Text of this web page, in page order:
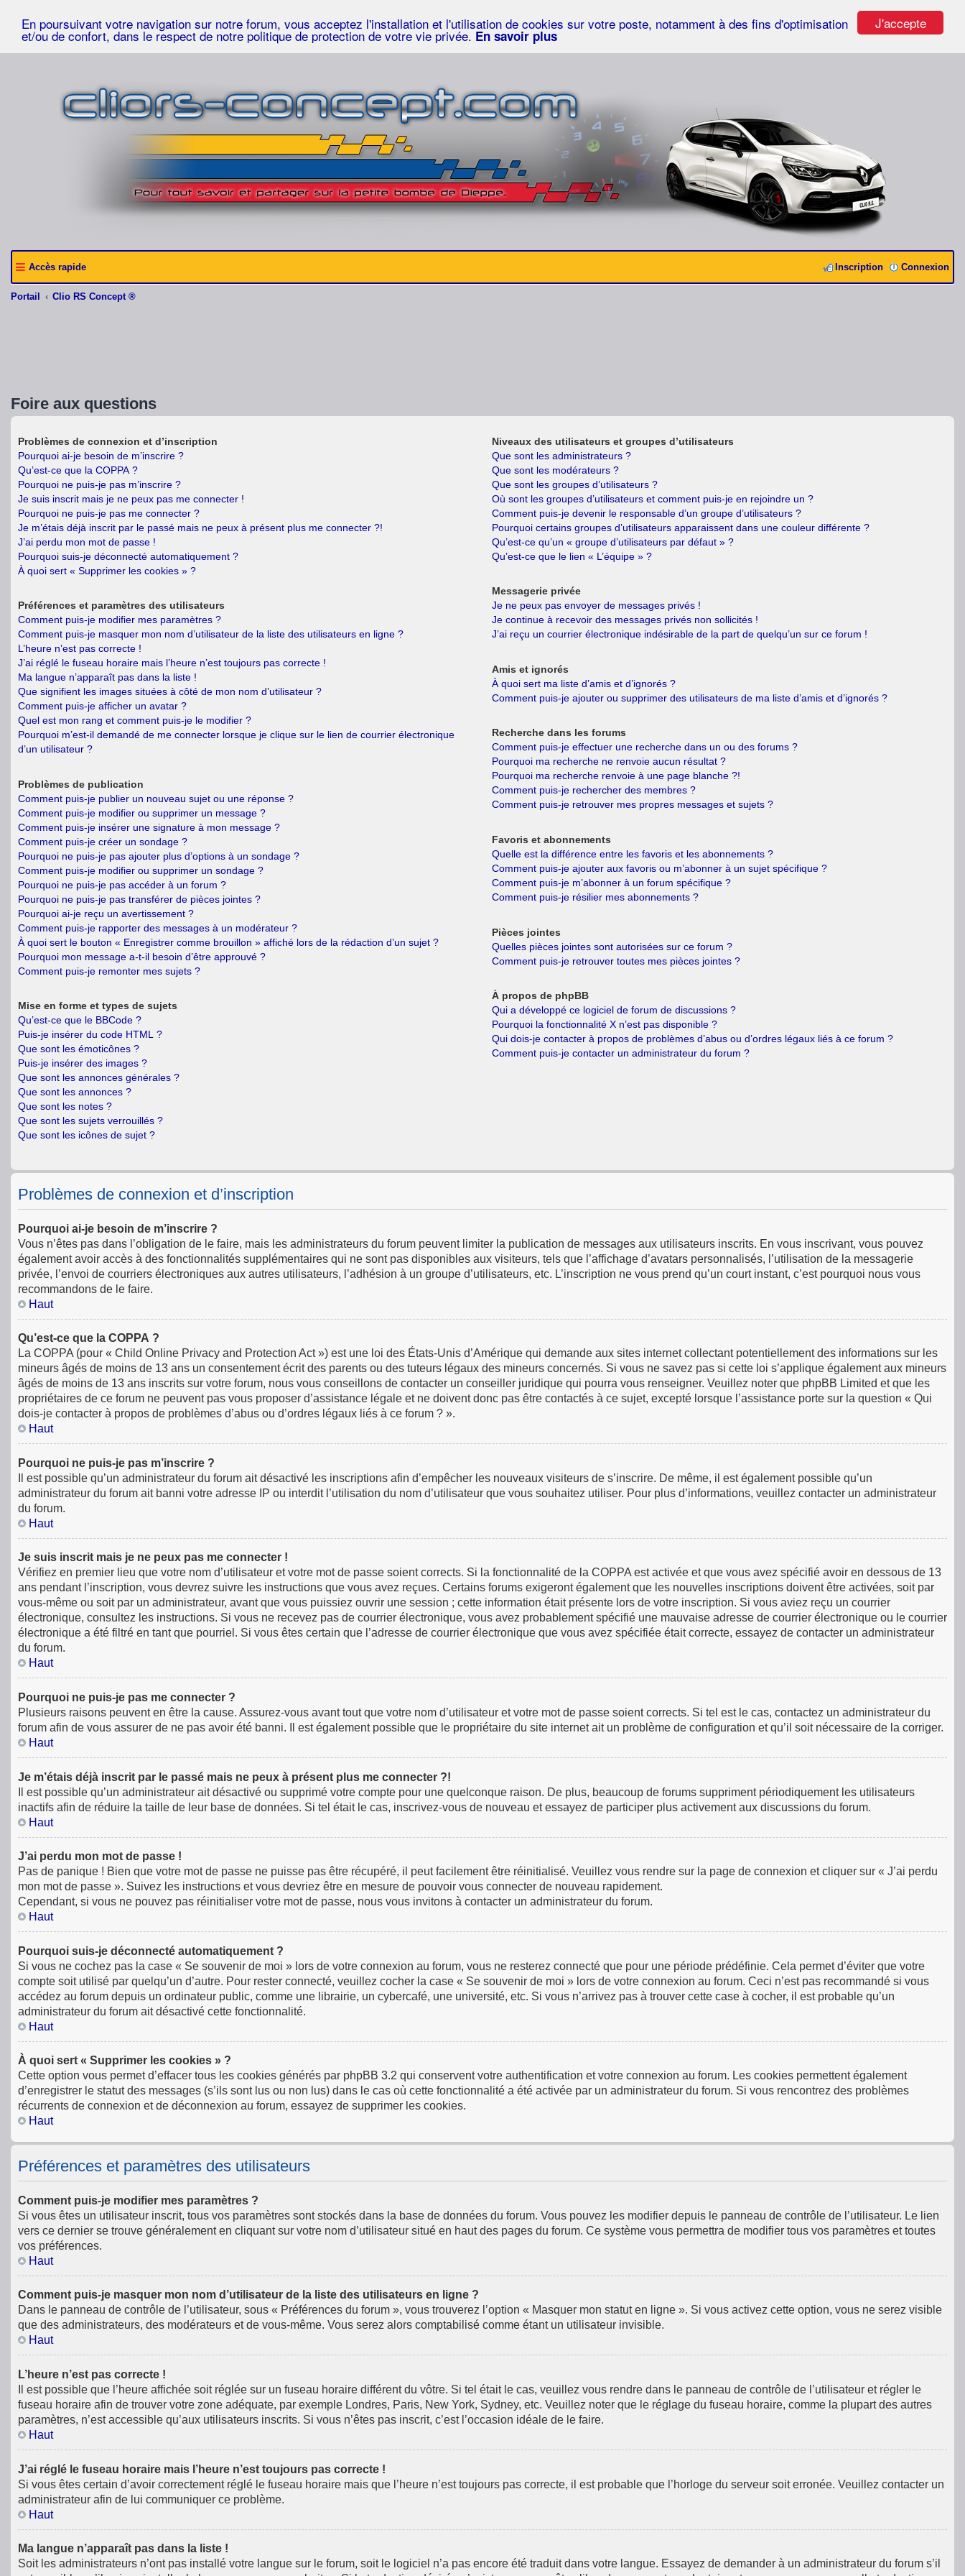
J'accepte
En poursuivant votre navigation sur notre forum, vous acceptez l'installation et l'utilisation de cookies sur votre poste, notamment à des fins d'optimisation
et/ou de confort, dans le respect de notre politique de protection de votre vie privée. En savoir plus
Accès rapide Connexion
Inscription
Portail Clio RS Concept ®
Foire aux questions
Problèmes de connexion et d’inscription
Pourquoi ai-je besoin de m’inscrire ?
Qu’est-ce que la COPPA ?
Pourquoi ne puis-je pas m’inscrire ?
Je suis inscrit mais je ne peux pas me connecter !
Pourquoi ne puis-je pas me connecter ?
Je m’étais déjà inscrit par le passé mais ne peux à présent plus me connecter ?!
J’ai perdu mon mot de passe !
Pourquoi suis-je déconnecté automatiquement ?
À quoi sert « Supprimer les cookies » ?
Préférences et paramètres des utilisateurs
Comment puis-je modifier mes paramètres ?
Comment puis-je masquer mon nom d’utilisateur de la liste des utilisateurs en ligne ?
L’heure n’est pas correcte !
J’ai réglé le fuseau horaire mais l’heure n’est toujours pas correcte !
Ma langue n’apparaît pas dans la liste !
Que signifient les images situées à côté de mon nom d’utilisateur ?
Comment puis-je afficher un avatar ?
Quel est mon rang et comment puis-je le modifier ?
Pourquoi m’est-il demandé de me connecter lorsque je clique sur le lien de courrier électronique
d’un utilisateur ?
Problèmes de publication
Comment puis-je publier un nouveau sujet ou une réponse ?
Comment puis-je modifier ou supprimer un message ?
Comment puis-je insérer une signature à mon message ?
Comment puis-je créer un sondage ?
Pourquoi ne puis-je pas ajouter plus d’options à un sondage ?
Comment puis-je modifier ou supprimer un sondage ?
Pourquoi ne puis-je pas accéder à un forum ?
Pourquoi ne puis-je pas transférer de pièces jointes ?
Pourquoi ai-je reçu un avertissement ?
Comment puis-je rapporter des messages à un modérateur ?
À quoi sert le bouton « Enregistrer comme brouillon » affiché lors de la rédaction d’un sujet ?
Pourquoi mon message a-t-il besoin d’être approuvé ?
Comment puis-je remonter mes sujets ?
Mise en forme et types de sujets
Qu’est-ce que le BBCode ?
Puis-je insérer du code HTML ?
Que sont les émoticônes ?
Puis-je insérer des images ?
Que sont les annonces générales ?
Que sont les annonces ?
Que sont les notes ?
Que sont les sujets verrouillés ?
Que sont les icônes de sujet ?
Niveaux des utilisateurs et groupes d’utilisateurs
Que sont les administrateurs ?
Que sont les modérateurs ?
Que sont les groupes d’utilisateurs ?
Où sont les groupes d’utilisateurs et comment puis-je en rejoindre un ?
Comment puis-je devenir le responsable d’un groupe d’utilisateurs ?
Pourquoi certains groupes d’utilisateurs apparaissent dans une couleur différente ?
Qu’est-ce qu’un « groupe d’utilisateurs par défaut » ?
Qu’est-ce que le lien « L’équipe » ?
Messagerie privée
Je ne peux pas envoyer de messages privés !
Je continue à recevoir des messages privés non sollicités !
J’ai reçu un courrier électronique indésirable de la part de quelqu’un sur ce forum !
Amis et ignorés
À quoi sert ma liste d’amis et d’ignorés ?
Comment puis-je ajouter ou supprimer des utilisateurs de ma liste d’amis et d’ignorés ?
Recherche dans les forums
Comment puis-je effectuer une recherche dans un ou des forums ?
Pourquoi ma recherche ne renvoie aucun résultat ?
Pourquoi ma recherche renvoie à une page blanche ?!
Comment puis-je rechercher des membres ?
Comment puis-je retrouver mes propres messages et sujets ?
Favoris et abonnements
Quelle est la différence entre les favoris et les abonnements ?
Comment puis-je ajouter aux favoris ou m’abonner à un sujet spécifique ?
Comment puis-je m’abonner à un forum spécifique ?
Comment puis-je résilier mes abonnements ?
Pièces jointes
Quelles pièces jointes sont autorisées sur ce forum ?
Comment puis-je retrouver toutes mes pièces jointes ?
À propos de phpBB
Qui a développé ce logiciel de forum de discussions ?
Pourquoi la fonctionnalité X n’est pas disponible ?
Qui dois-je contacter à propos de problèmes d’abus ou d’ordres légaux liés à ce forum ?
Comment puis-je contacter un administrateur du forum ?
Problèmes de connexion et d’inscription
Pourquoi ai-je besoin de m’inscrire ?
Vous n’êtes pas dans l’obligation de le faire, mais les administrateurs du forum peuvent limiter la publication de messages aux utilisateurs inscrits. En vous inscrivant, vous pouvez
également avoir accès à des fonctionnalités supplémentaires qui ne sont pas disponibles aux visiteurs, tels que l’affichage d’avatars personnalisés, l’utilisation de la messagerie
privée, l’envoi de courriers électroniques aux autres utilisateurs, l’adhésion à un groupe d’utilisateurs, etc. L’inscription ne vous prend qu’un court instant, c’est pourquoi nous vous
recommandons de le faire.
Haut
Qu’est-ce que la COPPA ?
La COPPA (pour « Child Online Privacy and Protection Act ») est une loi des États-Unis d’Amérique qui demande aux sites internet collectant potentiellement des informations sur les
mineurs âgés de moins de 13 ans un consentement écrit des parents ou des tuteurs légaux des mineurs concernés. Si vous ne savez pas si cette loi s’applique également aux mineurs
âgés de moins de 13 ans inscrits sur votre forum, nous vous conseillons de contacter un conseiller juridique qui pourra vous renseigner. Veuillez noter que phpBB Limited et que les
propriétaires de ce forum ne peuvent pas vous proposer d’assistance légale et ne doivent donc pas être contactés à ce sujet, excepté lorsque l’assistance porte sur la question « Qui
dois-je contacter à propos de problèmes d’abus ou d’ordres légaux liés à ce forum ? ».
Haut
Pourquoi ne puis-je pas m’inscrire ?
Il est possible qu’un administrateur du forum ait désactivé les inscriptions afin d’empêcher les nouveaux visiteurs de s’inscrire. De même, il est également possible qu’un
administrateur du forum ait banni votre adresse IP ou interdit l’utilisation du nom d’utilisateur que vous souhaitez utiliser. Pour plus d’informations, veuillez contacter un administrateur
du forum.
Haut
Je suis inscrit mais je ne peux pas me connecter !
Vérifiez en premier lieu que votre nom d’utilisateur et votre mot de passe soient corrects. Si la fonctionnalité de la COPPA est activée et que vous avez spécifié avoir en dessous de 13
ans pendant l’inscription, vous devrez suivre les instructions que vous avez reçues. Certains forums exigeront également que les nouvelles inscriptions doivent être activées, soit par
vous-même ou soit par un administrateur, avant que vous puissiez ouvrir une session ; cette information était présente lors de votre inscription. Si vous aviez reçu un courrier
électronique, consultez les instructions. Si vous ne recevez pas de courrier électronique, vous avez probablement spécifié une mauvaise adresse de courrier électronique ou le courrier
électronique a été filtré en tant que pourriel. Si vous êtes certain que l’adresse de courrier électronique que vous avez spécifiée était correcte, essayez de contacter un administrateur
du forum.
Haut
Pourquoi ne puis-je pas me connecter ?
Plusieurs raisons peuvent en être la cause. Assurez-vous avant tout que votre nom d’utilisateur et votre mot de passe soient corrects. Si tel est le cas, contactez un administrateur du
forum afin de vous assurer de ne pas avoir été banni. Il est également possible que le propriétaire du site internet ait un problème de configuration et qu’il soit nécessaire de la corriger.
Haut
Je m’étais déjà inscrit par le passé mais ne peux à présent plus me connecter ?!
Il est possible qu’un administrateur ait désactivé ou supprimé votre compte pour une quelconque raison. De plus, beaucoup de forums suppriment périodiquement les utilisateurs
inactifs afin de réduire la taille de leur base de données. Si tel était le cas, inscrivez-vous de nouveau et essayez de participer plus activement aux discussions du forum.
Haut
J’ai perdu mon mot de passe !
Pas de panique ! Bien que votre mot de passe ne puisse pas être récupéré, il peut facilement être réinitialisé. Veuillez vous rendre sur la page de connexion et cliquer sur « J’ai perdu
mon mot de passe ». Suivez les instructions et vous devriez être en mesure de pouvoir vous connecter de nouveau rapidement.
Cependant, si vous ne pouvez pas réinitialiser votre mot de passe, nous vous invitons à contacter un administrateur du forum.
Haut
Pourquoi suis-je déconnecté automatiquement ?
Si vous ne cochez pas la case « Se souvenir de moi » lors de votre connexion au forum, vous ne resterez connecté que pour une période prédéfinie. Cela permet d’éviter que votre
compte soit utilisé par quelqu’un d’autre. Pour rester connecté, veuillez cocher la case « Se souvenir de moi » lors de votre connexion au forum. Ceci n’est pas recommandé si vous
accédez au forum depuis un ordinateur public, comme une librairie, un cybercafé, une université, etc. Si vous n’arrivez pas à trouver cette case à cocher, il est probable qu’un
administrateur du forum ait désactivé cette fonctionnalité.
Haut
À quoi sert « Supprimer les cookies » ?
Cette option vous permet d’effacer tous les cookies générés par phpBB 3.2 qui conservent votre authentification et votre connexion au forum. Les cookies permettent également
d’enregistrer le statut des messages (s’ils sont lus ou non lus) dans le cas où cette fonctionnalité a été activée par un administrateur du forum. Si vous rencontrez des problèmes
récurrents de connexion et de déconnexion au forum, essayez de supprimer les cookies.
Haut
Préférences et paramètres des utilisateurs
Comment puis-je modifier mes paramètres ?
Si vous êtes un utilisateur inscrit, tous vos paramètres sont stockés dans la base de données du forum. Vous pouvez les modifier depuis le panneau de contrôle de l’utilisateur. Le lien
vers ce dernier se trouve généralement en cliquant sur votre nom d’utilisateur situé en haut des pages du forum. Ce système vous permettra de modifier tous vos paramètres et toutes
vos préférences.
Haut
Comment puis-je masquer mon nom d’utilisateur de la liste des utilisateurs en ligne ?
Dans le panneau de contrôle de l’utilisateur, sous « Préférences du forum », vous trouverez l’option « Masquer mon statut en ligne ». Si vous activez cette option, vous ne serez visible
que des administrateurs, des modérateurs et de vous-même. Vous serez alors comptabilisé comme étant un utilisateur invisible.
Haut
L’heure n’est pas correcte !
Il est possible que l’heure affichée soit réglée sur un fuseau horaire différent du vôtre. Si tel était le cas, veuillez vous rendre dans le panneau de contrôle de l’utilisateur et régler le
fuseau horaire afin de trouver votre zone adéquate, par exemple Londres, Paris, New York, Sydney, etc. Veuillez noter que le réglage du fuseau horaire, comme la plupart des autres
paramètres, n’est accessible qu’aux utilisateurs inscrits. Si vous n’êtes pas inscrit, c’est l’occasion idéale de le faire.
Haut
J’ai réglé le fuseau horaire mais l’heure n’est toujours pas correcte !
Si vous êtes certain d’avoir correctement réglé le fuseau horaire mais que l’heure n’est toujours pas correcte, il est probable que l’horloge du serveur soit erronée. Veuillez contacter un
administrateur afin de lui communiquer ce problème.
Haut
Ma langue n’apparaît pas dans la liste !
Soit les administrateurs n’ont pas installé votre langue sur le forum, soit le logiciel n’a pas encore été traduit dans votre langue. Essayez de demander à un administrateur du forum s’il